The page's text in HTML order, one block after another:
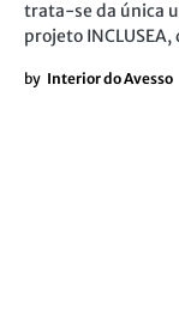
trata-se da única
projeto
by Interior do Avesso